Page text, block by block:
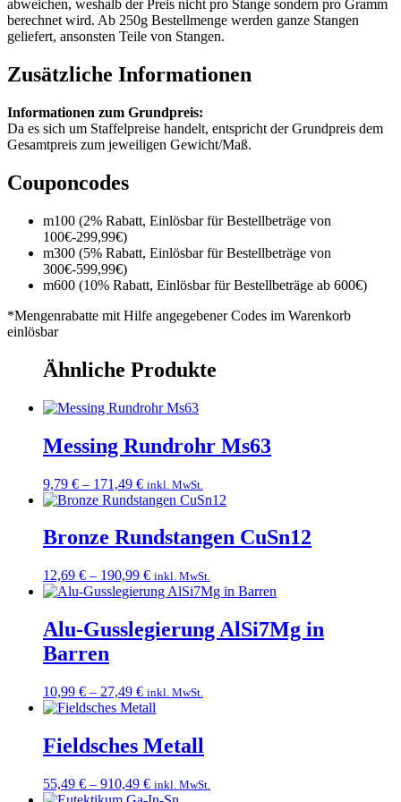
abweichen, weshalb der Preis nicht pro Stange sondern pro Gramm
berechnet wird. Ab 250g Bestellmenge werden ganze Stangen
geliefert, ansonsten Teile von Stangen.
Zusätzliche Informationen
Informationen zum Grundpreis:
Da es sich um Staffelpreise handelt, entspricht der Grundpreis dem
Gesamtpreis zum jeweiligen Gewicht/Maß.
Couponcodes
m100 (2% Rabatt, Einlösbar für Bestellbeträge von
100€-299,99€)
m300 (5% Rabatt, Einlösbar für Bestellbeträge von
300€-599,99€)
m600 (10% Rabatt, Einlösbar für Bestellbeträge ab 600€)
*Mengenrabatte mit Hilfe angegebener Codes im Warenkorb
einlösbar
Ähnliche Produkte
Messing Rundrohr Ms63
9,79 € – 171,49 €Preisspanne:
9,79 €
171,49 €
inkl. MwSt.
Bronze Rundstangen CuSn12
12,69 € – 190,99 €Preisspanne:
12,69 €
190,99 €
inkl. MwSt.
Alu-Gusslegierung AlSi7Mg in
Barren
10,99 € – 27,49 €Preisspanne:
10,99 €
27,49 €
inkl. MwSt.
Fieldsches Metall
55,49 € – 910,49 €Preisspanne:
55,49 €
inkl. MwSt.